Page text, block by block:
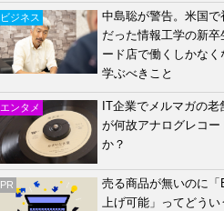
ビジネス
中島聡が警告。米国で
だった情報工学の新
ード店で働くしかなく
学ぶべきこと
エンタメ
IT企業でメルマガの老
が何故アナログレコ
か？
PR
売る商品が無いのに「
上げ可能」ってどうい